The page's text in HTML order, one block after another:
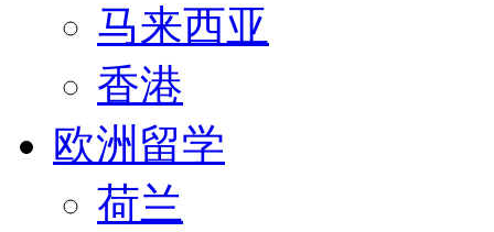
马来西亚
香港
欧洲留学
荷兰